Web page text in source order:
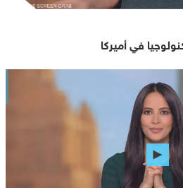
في أميركا